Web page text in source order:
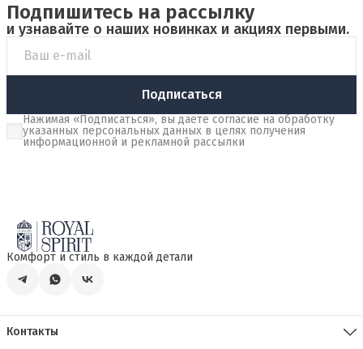
Подпишитесь на рассылку
и узнавайте о наших новинках и акциях первыми.
Подписаться
Нажимая «Подписаться», вы даете согласие на обработку
указанных персональных данных в целях получения
информационной и рекламной рассылки
Комфорт и стиль в каждой детали
Контакты